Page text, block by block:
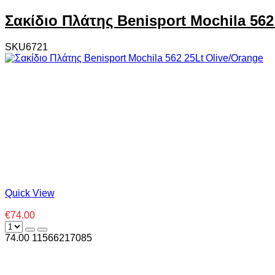
Σακίδιο Πλάτης Benisport Mochila
SKU6721
Quick View
€74.00
74.00 11566217085